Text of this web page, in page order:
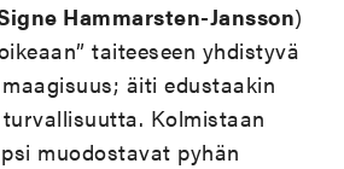
Hammarsten-Jansson)
taiteeseen yhdistyvä
äiti edustaakin
Kolmistaan
muodostavat pyhän